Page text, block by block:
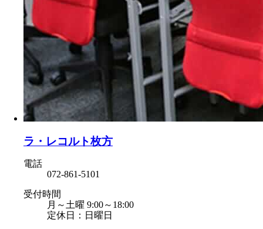
ラ・レコルト枚方
電話
072-861-5101
受付時間
月～土曜 9:00～18:00
定休日：日曜日